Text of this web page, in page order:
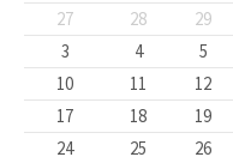
27
28 29
3
4 5
10
11 12
17
18 19
24
25 26